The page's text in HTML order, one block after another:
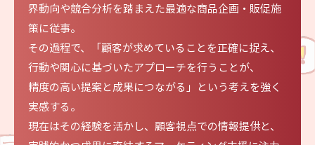
界動向や競合分析を踏まえた最適な商品企画・販促施
策に従事。
その過程で、「顧客が求めていることを正確に捉え、
行動や関心に基づいたアプローチを行うことが、
精度の高い提案と成果につながる」という考えを強く
実感する。
現在はその経験を活かし、顧客視点での情報提供と、